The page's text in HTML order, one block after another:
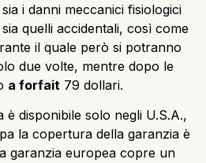
i danni meccanici fisiologici
quelli accidentali, così come
il quale però si potranno
due volte, mentre dopo le
a forfait 79 dollari.
disponibile solo negli U.S.A.,
la copertura della garanzia è
garanzia europea copre un